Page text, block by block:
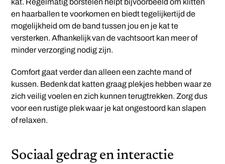
kat. Regelmatig borstelen helpt bijvoorbeeld om klitten
en haarballen te voorkomen en biedt tegelijkertijd de
mogelijkheid om de band tussen jou en je kat te
versterken. Afhankelijk van de vachtsoort kan meer of
minder verzorging nodig zijn.
Comfort gaat verder dan alleen een zachte mand of
kussen. Bedenk dat katten graag plekjes hebben waar ze
zich veilig voelen en zich kunnen terugtrekken. Zorg dus
voor een rustige plek waar je kat ongestoord kan slapen
of relaxen.
Sociaal gedrag en interactie